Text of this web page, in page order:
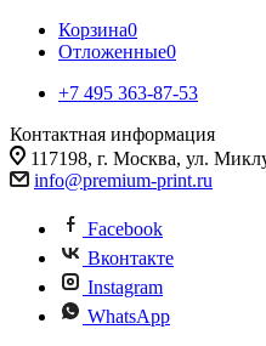
Корзина0
Отложенные0
+7 495 363-87-53
Контактная информация
117198, г. Москва, ул.
info@premium-print.ru
Facebook
Вконтакте
Instagram
WhatsApp